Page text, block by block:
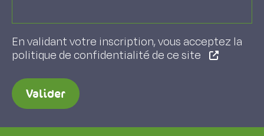
En validant votre inscription, vous acceptez la
politique de confidentialité de ce site
Valider